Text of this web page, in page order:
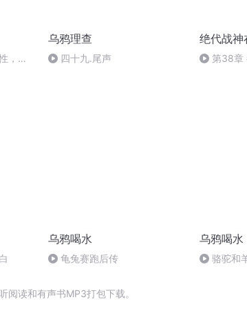
，妓
乌鸦理查
四十九.尾声
绝代战神
第38章
乌鸦喝水
龟兔赛跑后传
乌鸦喝水
骆驼和
读和有声书MP3打包下载。